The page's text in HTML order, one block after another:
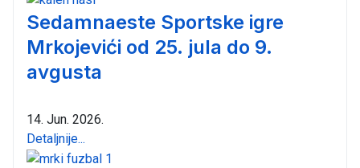
Sedamnaeste Sportske igre
Mrkojevići od 25. jula do 9.
avgusta
14. Jun. 2026.
Detaljnije...